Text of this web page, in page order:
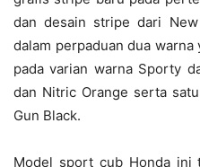
dan desain stripe dari
dalam perpaduan dua
pada varian warna Sporty
dan Nitric Orange serta
Gun Black.
Model sport cub Honda ini